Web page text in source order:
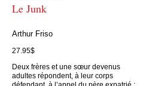
Le Junk
Arthur Friso
27.95$
Deux frères et une sœur devenus
adultes répondent, à leur corps